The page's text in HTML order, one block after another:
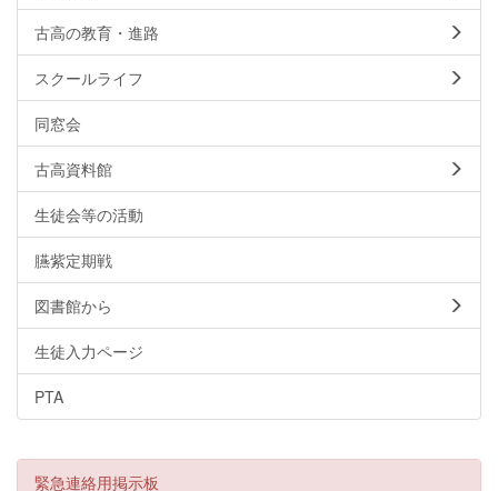
古高の教育・進路
スクールライフ
同窓会
古高資料館
生徒会等の活動
臙紫定期戦
図書館から
生徒入力ページ
PTA
緊急連絡用掲示板